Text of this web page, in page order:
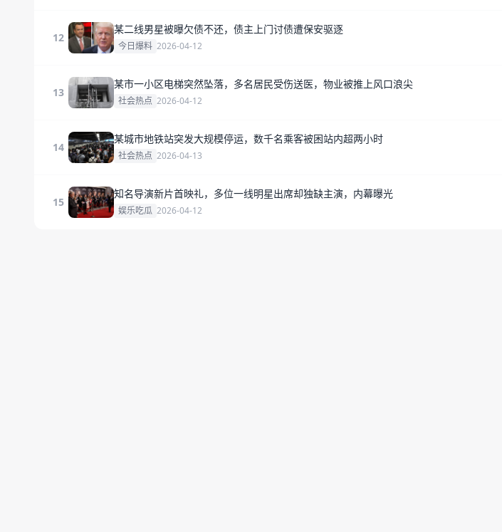
12
某二线男星被曝欠债不还，债主上门讨债遭保安驱逐
今日爆料 2026-04-12
13
某市一小区电梯突然坠落，多名居民受伤送医，物业被推上风口浪尖
社会热点 2026-04-12
14
某城市地铁站突发大规模停运，数千名乘客被困站内超两小时
社会热点 2026-04-13
15
知名导演新片首映礼，多位一线明星出席却独缺主演，内幕曝光
娱乐吃瓜 2026-04-12